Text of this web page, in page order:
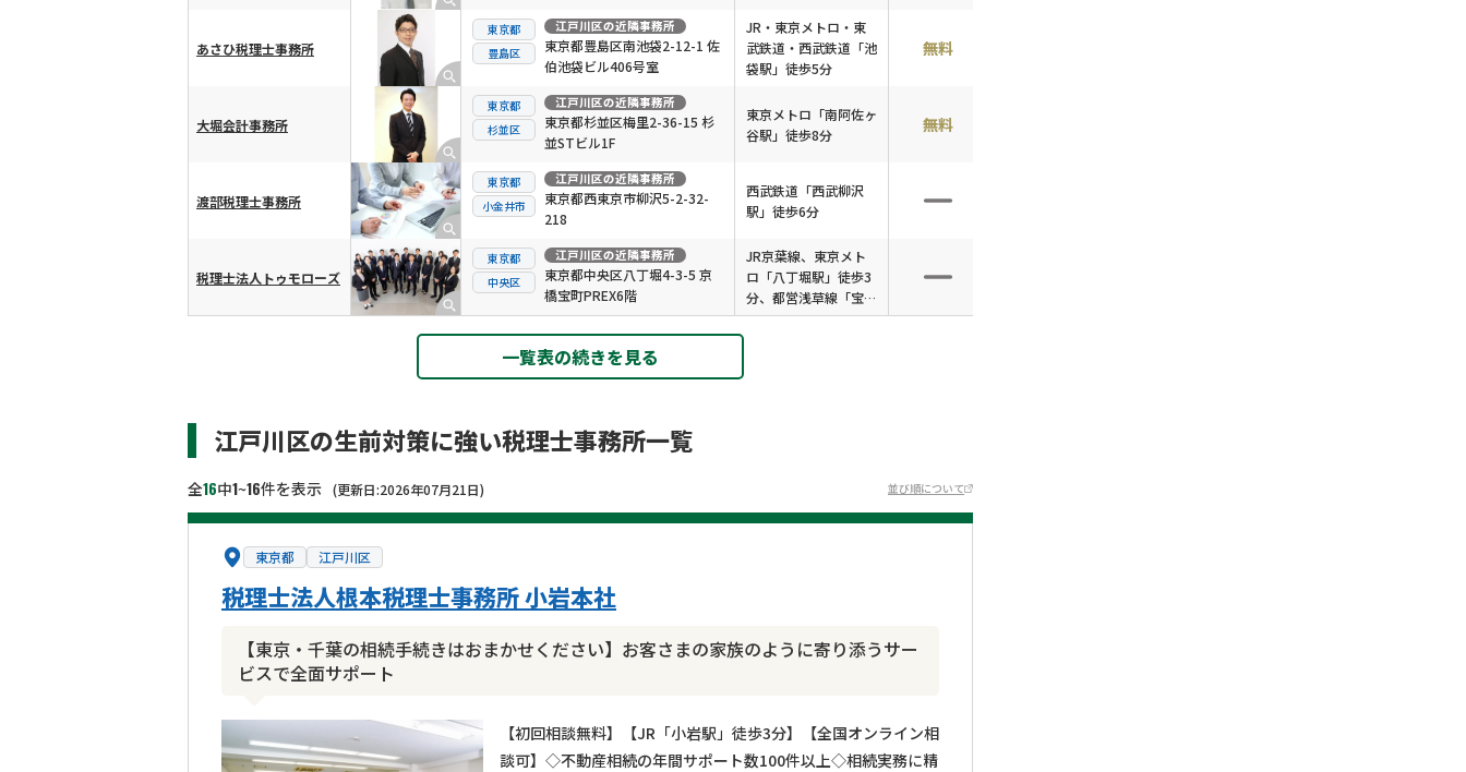
あさひ税理士事務所
東京都
豊島区
江戸川区の近隣事務所
東京都豊島区南池袋2-12-1 佐
伯池袋ビル406号室
JR・東京メトロ・東
武鉄道・西武鉄道「池
袋駅」徒歩5分
無料
大堀会計事務所
東京都
杉並区
江戸川区の近隣事務所
東京都杉並区梅里2-36-15 杉
並STビル1F
東京メトロ「南阿佐ヶ
谷駅」徒歩8分
無料
渡部税理士事務所
東京都
小金井市
江戸川区の近隣事務所
東京都西東京市柳沢5-2-32-
218
西武鉄道「西武柳沢
駅」徒歩6分
税理士法人トゥモローズ
東京都
中央区
江戸川区の近隣事務所
東京都中央区八丁堀4-3-5 京
橋宝町PREX6階
JR京葉線、東京メト
ロ「八丁堀駅」徒歩3
分、都営浅草線「宝町
駅」徒歩4分
一覧表の続きを見る
江戸川区の生前対策に強い税理士事務所一覧
全16中1~16件を表示 (更新日:2026年07月21日) 並び順について
東京都 江戸川区
【東京・千葉の相続手続きはおまかせください】お客さまの家族のように寄り添うサー
ビスで全面サポート
税理士法人根本税理士事務所 小岩本社
【初回相談無料】【JR「小岩駅」徒歩3分】【全国オンライン相
談可】◇不動産相続の年間サポート数100件以上◇相続実務に精